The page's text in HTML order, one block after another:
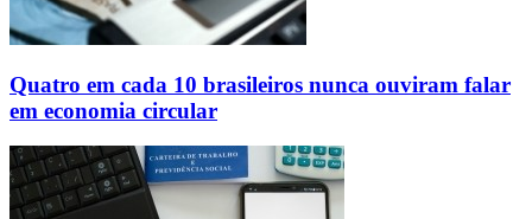
Quatro em cada 10 brasileiros nunca ouviram falar
em economia circular